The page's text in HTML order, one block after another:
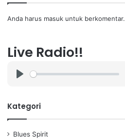
Anda harus masuk untuk berkomentar.
Live Radio!!
a
Kategori
Blues Spirit